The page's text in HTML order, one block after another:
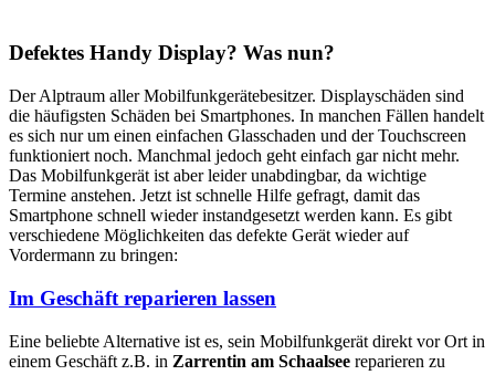
Defektes Handy Display? Was nun?
Der Alptraum aller Mobilfunkgerätebesitzer. Displayschäden sind
die häufigsten Schäden bei Smartphones. In manchen Fällen handelt
es sich nur um einen einfachen Glasschaden und der Touchscreen
funktioniert noch. Manchmal jedoch geht einfach gar nicht mehr.
Das Mobilfunkgerät ist aber leider unabdingbar, da wichtige
Termine anstehen. Jetzt ist schnelle Hilfe gefragt, damit das
Smartphone schnell wieder instandgesetzt werden kann. Es gibt
verschiedene Möglichkeiten das defekte Gerät wieder auf
Vordermann zu bringen:
Im Geschäft reparieren lassen
Eine beliebte Alternative ist es, sein Mobilfunkgerät direkt vor Ort in
einem Geschäft z.B. in Zarrentin am Schaalsee reparieren zu